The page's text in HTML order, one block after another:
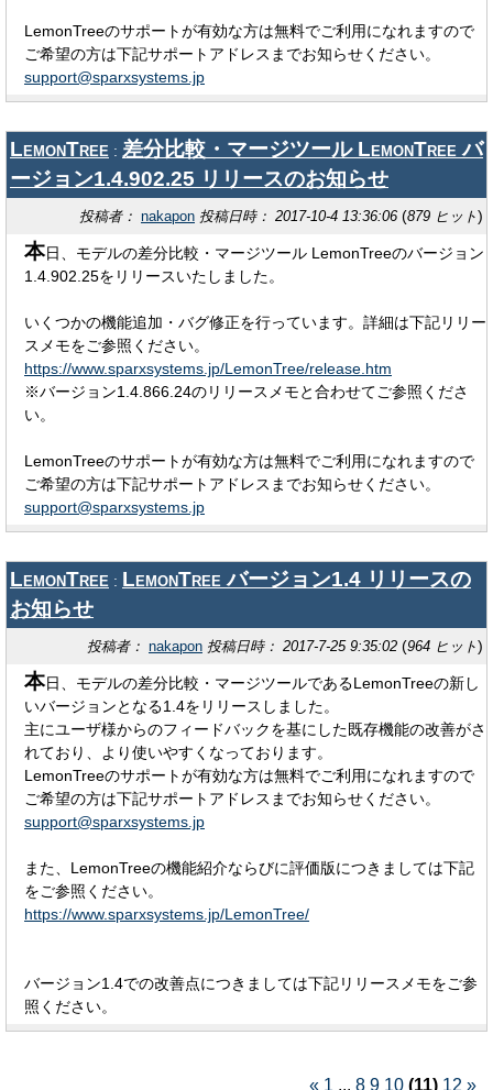
LemonTreeのサポートが有効な方は無料でご利用になれますので
ご希望の方は下記サポートアドレスまでお知らせください。
support@sparxsystems.jp
LemonTree : 差分比較・マージツール LemonTree バ
ージョン1.4.902.25 リリースのお知らせ
投稿者： nakapon 投稿日時： 2017-10-4 13:36:06 (879 ヒット)
本日、モデルの差分比較・マージツール LemonTreeのバージョン
1.4.902.25をリリースいたしました。
いくつかの機能追加・バグ修正を行っています。詳細は下記リリー
スメモをご参照ください。
https://www.sparxsystems.jp/LemonTree/release.htm
※バージョン1.4.866.24のリリースメモと合わせてご参照くださ
い。
LemonTreeのサポートが有効な方は無料でご利用になれますので
ご希望の方は下記サポートアドレスまでお知らせください。
support@sparxsystems.jp
LemonTree : LemonTree バージョン1.4 リリースの
お知らせ
投稿者： nakapon 投稿日時： 2017-7-25 9:35:02 (964 ヒット)
本日、モデルの差分比較・マージツールであるLemonTreeの新し
いバージョンとなる1.4をリリースしました。
主にユーザ様からのフィードバックを基にした既存機能の改善がさ
れており、より使いやすくなっております。
LemonTreeのサポートが有効な方は無料でご利用になれますので
ご希望の方は下記サポートアドレスまでお知らせください。
support@sparxsystems.jp
また、LemonTreeの機能紹介ならびに評価版につきましては下記
をご参照ください。
https://www.sparxsystems.jp/LemonTree/
バージョン1.4での改善点につきましては下記リリースメモをご参
照ください。
« 1 ... 8 9 10 (11) 12 »